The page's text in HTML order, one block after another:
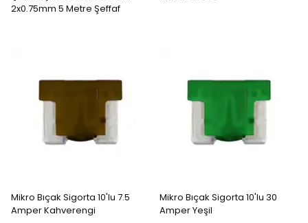
2x0.75mm 5 Metre Şeffaf
Mikro Bıçak Sigorta 10'lu 7.5
Amper Kahverengi
Mikro Bıçak Sigorta 10'lu 30
Amper Yeşil